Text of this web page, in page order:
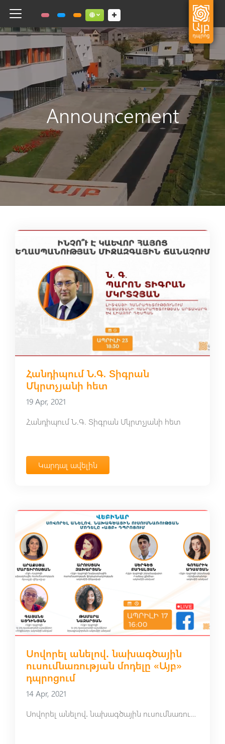
Toggle navigation Social links dropdown button
Announcement
Հանդիպում Ն.Գ. Տիգրան
Մկրտչյանի հետ
19 Apr, 2021
Հանդիպում Ն.Գ. Տիգրան Մկրտչյանի հետ
Կարդալ ավելին
Սովորել անելով․ նախագծային
ուսումնառության մոդելը «Այբ»
դպրոցում
14 Apr, 2021
Սովորել անելով․ նախագծային ուսումնառության մոդելը «Այբ» դպրոցում